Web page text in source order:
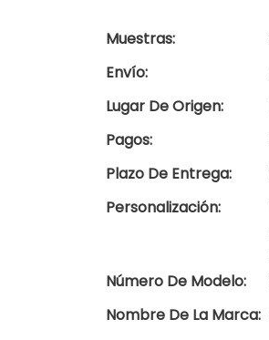
Muestras:
Envío:
Lugar De Origen:
Pagos:
Plazo De Entrega:
Personalización:
Número De Modelo:
Nombre De La Marca: